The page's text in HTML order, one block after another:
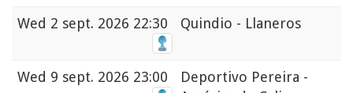
Wed 2 sept. 2026 22:30 Quindio - Llaneros
Wed 9 sept. 2026 23:00
Deportivo Pereira -